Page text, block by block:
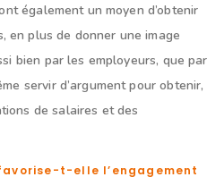
également un moyen d’obtenir
en plus de donner une image
bien par les employeurs, que par
servir d’argument pour obtenir,
de salaires et des
t-elle l’engagement